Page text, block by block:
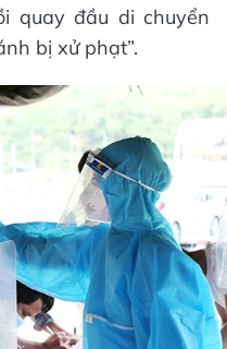
quay đầu di chuyển
bị xử phạt”.